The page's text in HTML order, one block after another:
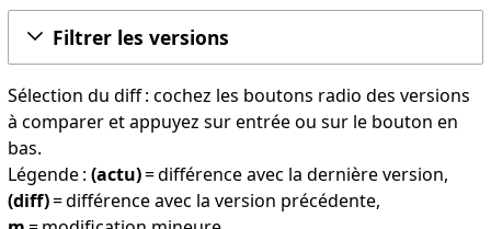
Filtrer les versions
Sélection du diff : cochez les boutons radio des versions
à comparer et appuyez sur entrée ou sur le bouton en
bas.
Légende : (actu)= différence avec la dernière version,
(diff)= différence avec la version précédente,